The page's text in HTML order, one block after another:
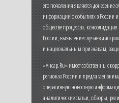
его появления является донесение
информации о событиях в России
обществе процессах,
России, выявление случаев
и национальным признакам,
«Ансар.Ru» имеет собственных
регионах России и предлагает
оперативную новостную
аналитические статьи, обзоры,